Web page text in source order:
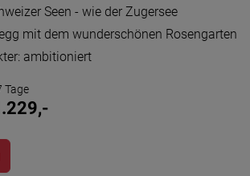
Seen - wie der Zugersee
mit dem wunderschönen Rosengarten
ambitioniert
Tage